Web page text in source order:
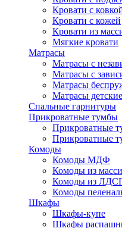
Кровати с
Кровати с кожей
Кровати из
Мягкие кровати
Матрасы
Матрасы с
Матрасы с
Матрасы
Матрасы детские
Спальные гарнитуры
Прикроватные тумбы
Прикроватные
Прикроватные
Комоды
Комоды МДФ
Комоды из
Комоды из
Комоды
Шкафы
Шкафы-купе
Шкафы